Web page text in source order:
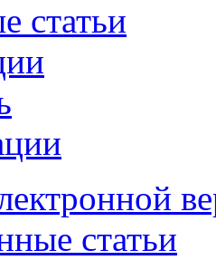
статьи
статьи